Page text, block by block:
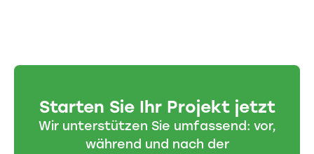
Starten Sie Ihr Projekt jetzt
Wir unterstützen Sie umfassend: vor,
während und nach der